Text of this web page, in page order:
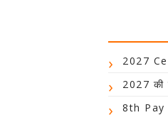
2027
2027 की
8th Pay